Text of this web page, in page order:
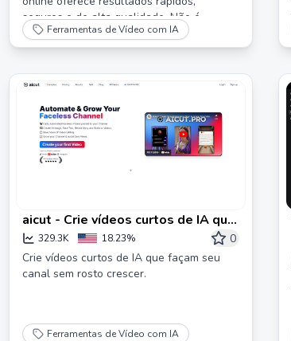
seguros e de alta qualidade. Não é
necessário fazer downloads!
Ferramentas de Vídeo com IA
aicut - Crie vídeos curtos de IA que
fazem seu canal sem rosto crescer
329.3K 18.23%
0
Crie vídeos curtos de IA que façam seu
canal sem rosto crescer.
Ferramentas de Vídeo com IA